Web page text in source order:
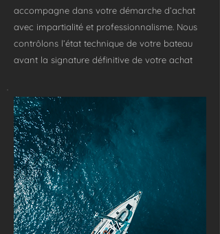
accompagne dans votre démarche d’achat
avec impartialité et professionnalisme. Nous
contrôlons l’état technique de votre bateau
avant la signature définitive de votre achat